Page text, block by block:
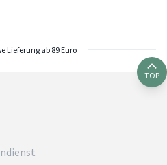
Lieferung ab 89 Euro
TOP